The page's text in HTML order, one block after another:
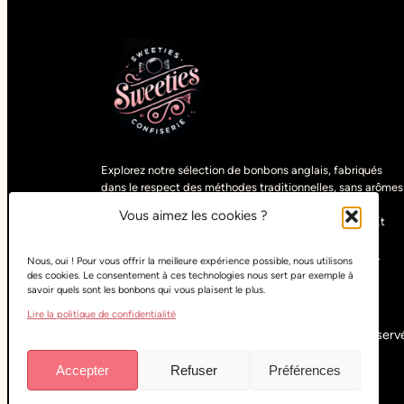
Vous aimez les cookies ?
Nous, oui ! Pour vous offrir la meilleure expérience possible, nous utilisons
des cookies. Le consentement à ces technologies nous sert par exemple à
savoir quels sont les bonbons qui vous plaisent le plus.
Lire la politique de confidentialité
Accepter Refuser Préférences
Explorez notre sélection de bonbons anglais, fabriqués
dans le respect des méthodes traditionnelles, sans arômes
artificiels. Découvrez des gourmandises uniques,
sélectionnées parmi les spécialités du monde entier. Et
végétariens, vegans, halals, sans sucre ou sans gluten.
– Tous droits